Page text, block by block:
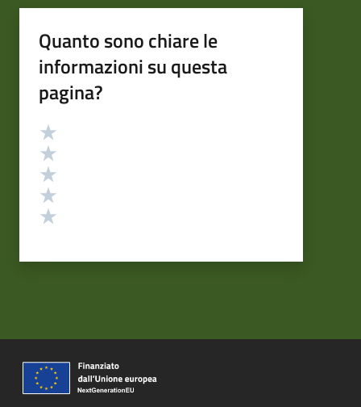
Quanto sono chiare le
informazioni su questa
pagina?
Valutazione